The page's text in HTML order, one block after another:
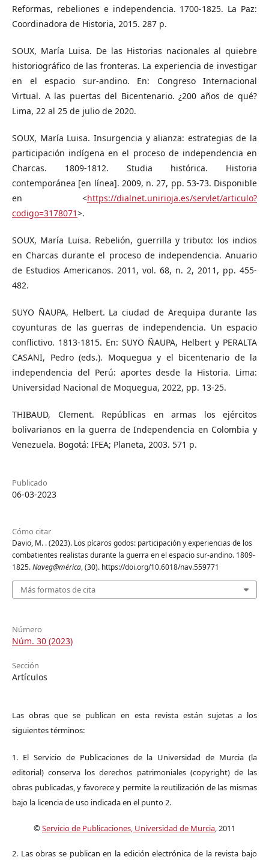
Reformas, rebeliones e independencia. 1700-1825. La Paz:
Coordinadora de Historia, 2015. 287 p.
SOUX, María Luisa. De las Historias nacionales al quiebre
historiográfico de las fronteras. La experiencia de investigar
en el espacio sur-andino. En: Congreso Internacional
Virtual. A las puertas del Bicentenario. ¿200 años de qué?
Lima, 22 al 25 de julio de 2020.
SOUX, María Luisa. Insurgencia y alianza: estrategias de la
participación indígena en el proceso de independencia en
Charcas. 1809-1812. Studia histórica. Historia
contemporánea [en línea]. 2009, n. 27, pp. 53-73. Disponible
en <https://dialnet.unirioja.es/servlet/articulo?
codigo=3178071>.
SOUX, María Luisa. Rebelión, guerrilla y tributo: los indios
en Charcas durante el proceso de independencia. Anuario
de Estudios Americanos. 2011, vol. 68, n. 2, 2011, pp. 455-
482.
SUYO ÑAUPA, Helbert. La ciudad de Arequipa durante las
coyunturas de las guerras de independencia. Un espacio
conflictivo. 1813-1815. En: SUYO ÑAUPA, Helbert y PERALTA
CASANI, Pedro (eds.). Moquegua y el bicentenario de la
independencia del Perú: aportes desde la Historia. Lima:
Universidad Nacional de Moquegua, 2022, pp. 13-25.
THIBAUD, Clement. Repúblicas en armas los ejércitos
bolivarianos en la guerra de Independencia en Colombia y
Venezuela. Bogotá: IFEA; Planeta, 2003. 571 p.
Publicado
06-03-2023
Cómo citar
Davio, M. . (2023). Los pícaros godos: participación y experiencias de los
combatientes realistas durante la guerra en el espacio sur-andino. 1809-
1825.Naveg@mérica, (30). https://doi.org/10.6018/nav.559771
Más formatos de cita
Número
Núm. 30 (2023)
Sección
Artículos
Las obras que se publican en esta revista están sujetas a los
siguientes términos:
1. El Servicio de Publicaciones de la Universidad de Murcia (la
editorial) conserva los derechos patrimoniales (copyright) de las
obras publicadas, y favorece y permite la reutilización de las mismas
bajo la licencia de uso indicada en el punto 2.
©Servicio de Publicaciones, Universidad de Murcia, 2011
2. Las obras se publican en la edición electrónica de la revista bajo